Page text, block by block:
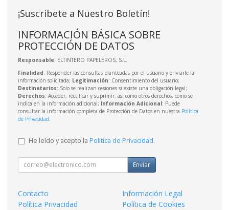
¡Suscríbete a Nuestro Boletín!
INFORMACIÓN BÁSICA SOBRE
PROTECCIÓN DE DATOS
Responsable: ELTINTERO PAPELEROS, S.L.
Finalidad: Responder las consultas planteadas por el usuario y enviarle la
información solicitada; Legitimación: Consentimiento del usuario;
Destinatarios: Solo se realizan cesiones si existe una obligación legal;
Derechos: Acceder, rectificar y suprimir, así como otros derechos, como se
indica en la información adicional; Información Adicional: Puede
consultar la información completa de Protección de Datos en nuestra Política
de Privacidad
He leído y acepto la Política de Privacidad.
Enviar
Contacto
Información Legal
Política Privacidad
Política de Cookies